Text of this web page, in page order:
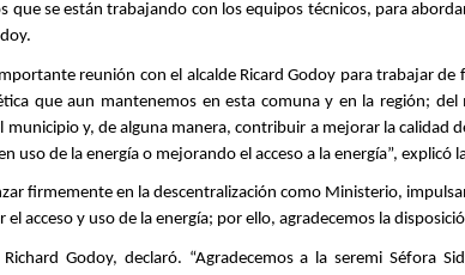
que se están trabajando con los equipos técnicos, para
reunión con el alcalde Ricard Godoy para trabajar
que aun mantenemos en esta comuna y en la región;
y, de alguna manera, contribuir a mejorar la calidad
uso de la energía o mejorando el acceso a la energía”, explicó
firmemente en la descentralización como Ministerio,
el acceso y uso de la energía; por ello, agradecemos la
Godoy, declaró. “Agradecemos a la seremi